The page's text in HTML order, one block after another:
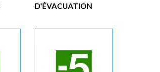
D'ÉVACUATION